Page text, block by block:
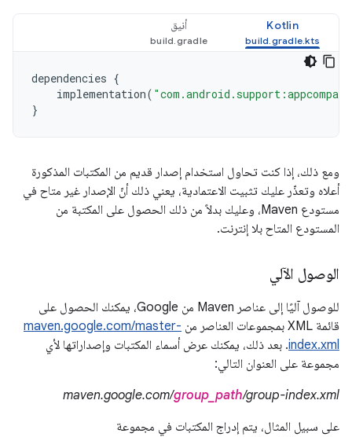
Kotlin أنيق
dependencies {
implementation(
}
ومع ذلك، إذا كنت تحاول استخدام إصدار قديم من المكتبات المذكورة
أعلاه وتعذّر عليك تثبيت الاعتمادية، يعني ذلك أنّ الإصدار غير متاح في
مستودع Maven، وعليك بدلاً من ذلك الحصول على المكتبة من
المستودع المتاح بلا إنترنت.
الوصول الآلي
للوصول آليًا إلى عناصر Maven من Google، يمكنك الحصول على
قائمة XML بمجموعات العناصر من
maven.google.com/master-
index.xml. بعد ذلك، يمكنك عرض أسماء المكتبات وإصداراتها لأي
مجموعة على العنوان التالي:
maven.google.com/group_path/group-index.xml
على سبيل المثال، يتم إدراج المكتبات في مجموعة